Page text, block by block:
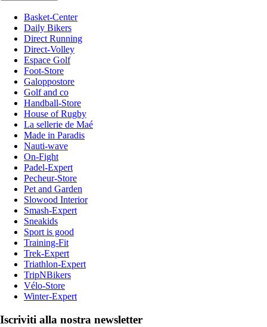
Basket-Center
Daily Bikers
Direct Running
Direct-Volley
Espace Golf
Foot-Store
Galoppostore
Golf and co
Handball-Store
House of Rugby
La sellerie de Maé
Made in Paradis
Nauti-wave
On-Fight
Padel-Expert
Pecheur-Store
Pet and Garden
Slowood Interior
Smash-Expert
Sneakids
Sport is good
Training-Fit
Trek-Expert
Triathlon-Expert
TripNBikers
Vélo-Store
Winter-Expert
Iscriviti alla nostra newsletter